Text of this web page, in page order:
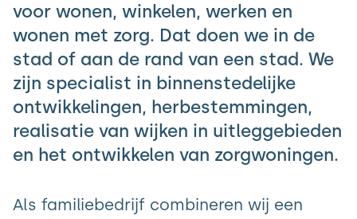
voor wonen, winkelen, werken en
wonen met zorg. Dat doen we in de
stad of aan de rand van een stad. We
zijn specialist in binnenstedelijke
ontwikkelingen, herbestemmingen,
realisatie van wijken in uitleggebieden
en het ontwikkelen van zorgwoningen.
Als familiebedrijf combineren wij een